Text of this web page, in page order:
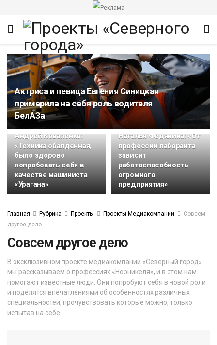
Актриса и певица Евгения Синицкая
примерила на себя роль водителя
БелАЗа
Андрей Коваленко:
«Техника обалденная,
было здорово
попробовать себя в
качестве машиниста
«Урагана»
Наталья Федянина: «От
профессии лаборанта
зависит
работоспособность
огромного
предприятия»
Главная Рубрика Проекты Проекты Медиакомпании
Совсем
другое дело
Совсем другое дело
В эксклюзивном проекте медиакомпании «Северный город»
мы рассказываем о профессиях «Норникеля», и в этом нам
помогают известные люди. Они попробуют себя в новой роли
и поделятся впечатлениями об особенностях различных
специальностей, прочувствовать которые можно, только
испытав на себе.